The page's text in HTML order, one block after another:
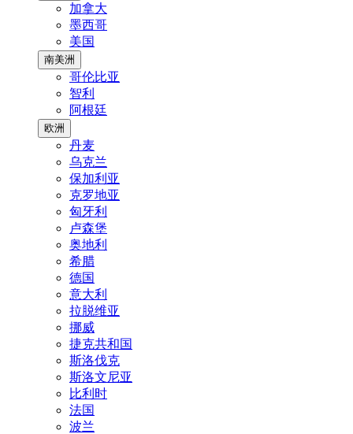
加拿大
墨西哥
美国
南美洲
哥伦比亚
智利
阿根廷
欧洲
丹麦
乌克兰
保加利亚
克罗地亚
匈牙利
卢森堡
奥地利
希腊
德国
意大利
拉脱维亚
挪威
捷克共和国
斯洛伐克
斯洛文尼亚
比利时
法国
波兰